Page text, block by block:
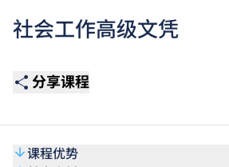
社会工作高级文凭
分享课程
课程优势